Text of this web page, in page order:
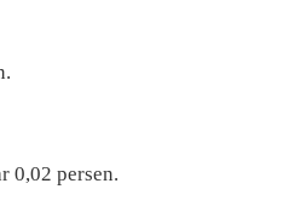
0,02 persen.